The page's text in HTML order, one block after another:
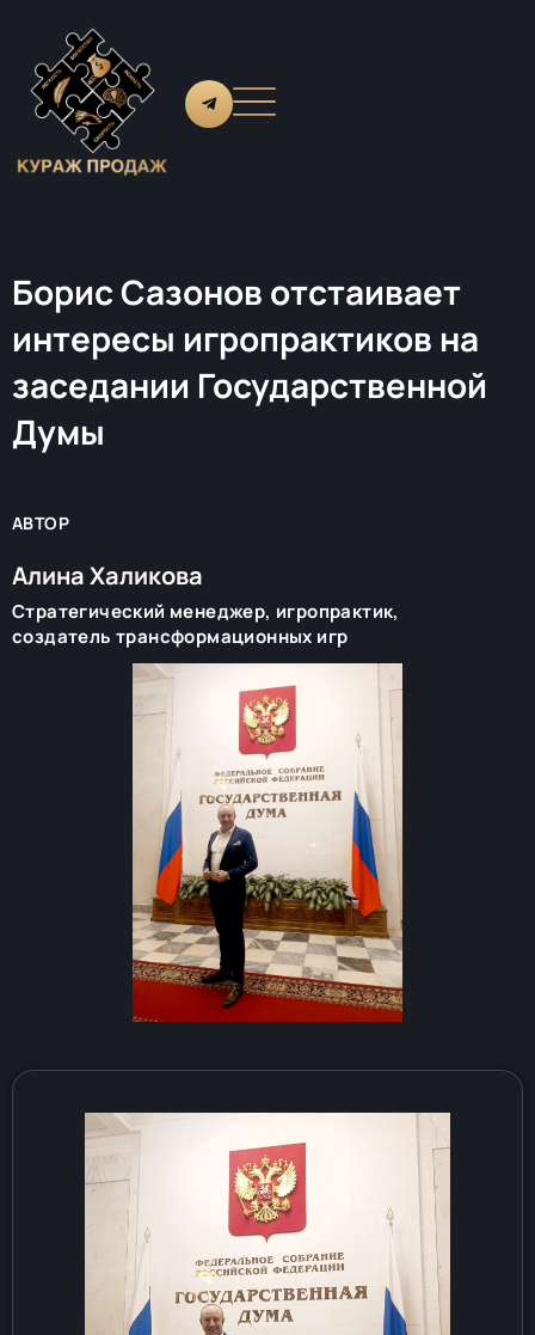
Борис Сазонов отстаивает
интересы игропрактиков на
заседании Государственной
Думы
АВТОР
Алина Халикова
Стратегический менеджер, игропрактик,
создатель трансформационных игр